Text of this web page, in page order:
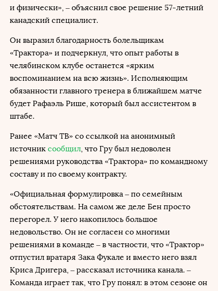
и физически», – объяснил свое решение 57-летний
канадский специалист.
Он выразил благодарность болельщикам
«Трактора» и подчеркнул, что опыт работы в
челябинском клубе останется «ярким
воспоминанием на всю жизнь». Исполняющим
обязанности главного тренера в ближайшем матче
будет Рафаэль Рише, который был ассистентом в
штабе.
Ранее «Матч ТВ» со ссылкой на анонимный
источник сообщил, что Гру был недоволен
решениями руководства «Трактора» по командному
составу и по своему контракту.
«Официальная формулировка – по семейным
обстоятельствам. На самом же деле Бен просто
перегорел. У него накопилось большое
недовольство. Он не согласен со многими
решениями в команде – в частности, что «Трактор»
отпустил вратаря Зака Фукале и вместо него взял
Криса Дригера, – рассказал источника канала. –
Команда играет так, что Гру понял: в этом сезоне он